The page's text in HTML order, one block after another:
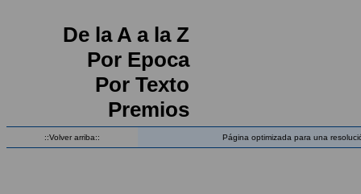
De la A a la Z
Por Epoca
Por Texto
Premios
::Volver arriba:: Página optimizada para una